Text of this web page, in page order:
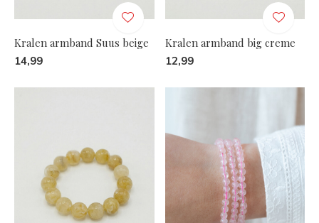
Kralen armband Suus beige
14,99
Kralen armband big creme
12,99